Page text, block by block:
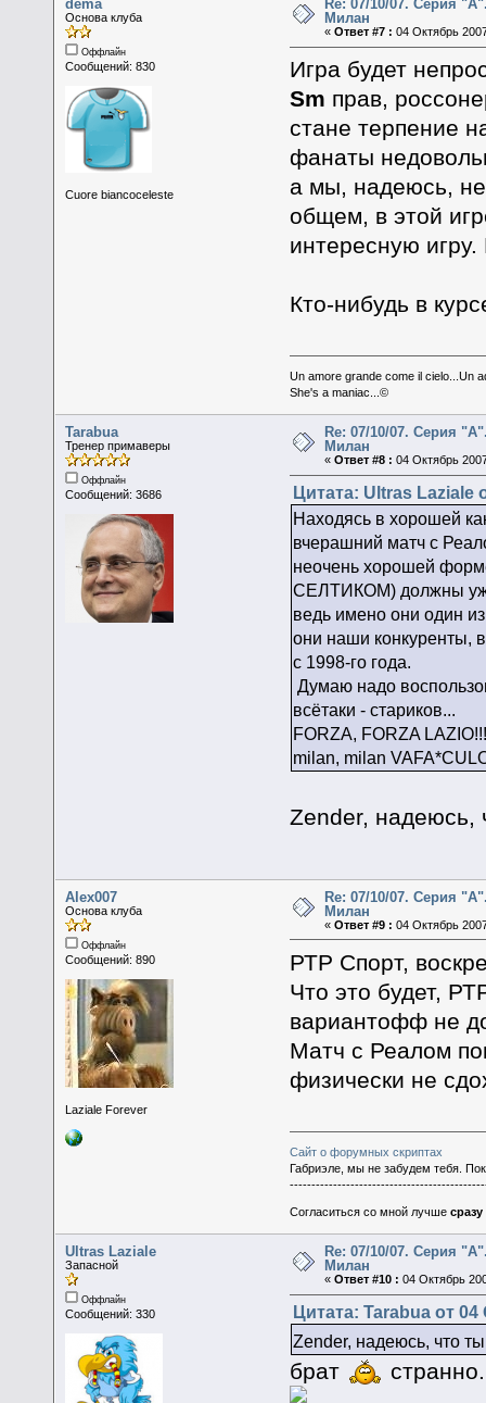
dema
Основа клуба
Оффлайн
Сообщений: 830
Cuore biancoceleste
Re: 07/10/07. Серия
Милан
«Ответ #7 : 04 Октябрь
Игра будет
Sm прав,
стане терпение
фанаты
а мы, надеюсь,
общем, в этой
интересную
Кто-нибудь в
Un amore grande come il cielo...Un
She's a maniac...©
Tarabua
Тренер примаверы
Оффлайн
Сообщений: 3686
Re: 07/10/07. Серия
Милан
«Ответ #8 : 04 Октябрь
Цитата: Ultras Laziale
Находясь в хорошей
вчерашний матч с
неочень хорошей
СЕЛТИКОМ) должны уж
ведь имено они один
они наши конкуренты,
с 1998-го года.
Думаю надо
всётаки - стариков...
FORZA, FORZA
milan, milan
Zender, надеюсь,
Alex007
Основа клуба
Оффлайн
Сообщений: 890
Laziale Forever
Re: 07/10/07. Серия
Милан
«Ответ #9 : 04 Октябрь
РТР Спорт,
Что это будет,
вариантофф не
Матч с Реалом
физически не
Сайт о форумных скриптах
Габриэле, мы не забудем тебя.
Согласиться со мной лучше сразу
Ultras Laziale
Запасной
Оффлайн
Сообщений: 330
Re: 07/10/07. Серия
Милан
«Ответ #10 : 04 Октябрь
Цитата: Tarabua от
Zender, надеюсь, что
брат